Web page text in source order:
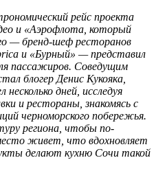
рейс проекта
и «Аэрофлота, который
— бренд-шеф ресторанов
и «Бурный» — представил
пассажиров. Соведущим
блогер Денис Кукояка,
дней, исследуя
и рестораны, знакомясь с
черноморского побережья.
региона, чтобы по-
живет, что вдохновляет
делают кухню Сочи такой